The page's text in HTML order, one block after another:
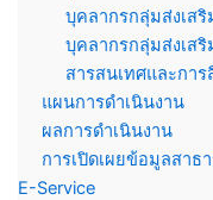
บุคลากรกลุ่มส่งเส
บุคลากรกลุ่มส่งเส
สารสนเทศและการ
แผนการดำเนินงาน
ผลการดำเนินงาน
การเปิดเผยข้อมูลสาธ
E-Service